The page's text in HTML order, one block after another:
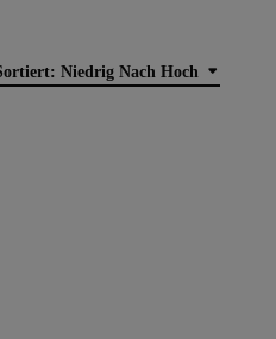
Niedrig Nach Hoch